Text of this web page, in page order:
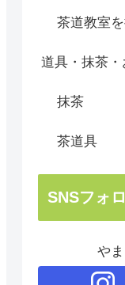
茶道教室
道具・抹茶
抹茶
茶道具
SNSフォ
や